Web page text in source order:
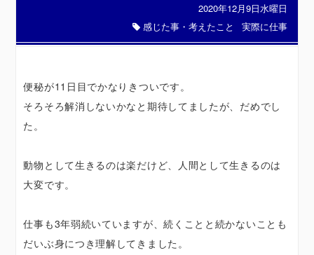
2020年12月9日水曜日
感じた事・考えたこと
実際に仕事
便秘が11日目でかなりきついです。
そろそろ解消しないかなと期待してましたが、だめでし
た。
動物として生きるのは楽だけど、人間として生きるのは
大変です。
仕事も3年弱続いていますが、続くことと続かないことも
だいぶ身につき理解してきました。